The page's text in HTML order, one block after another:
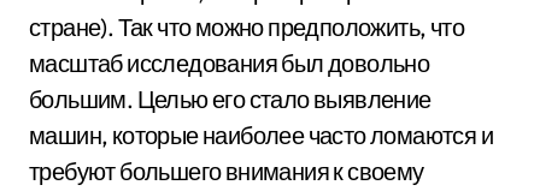
стране). Так что можно предположить, что
масштаб исследования был довольно
большим. Целью его стало выявление
машин, которые наиболее часто ломаются и
требуют большего внимания к своему